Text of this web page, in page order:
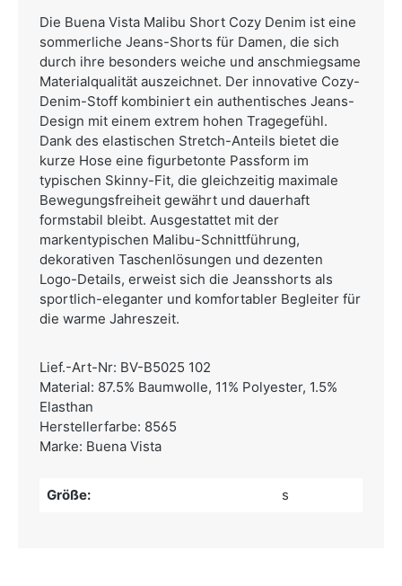
Die Buena Vista Malibu Short Cozy Denim ist eine
sommerliche Jeans-Shorts für Damen, die sich
durch ihre besonders weiche und anschmiegsame
Materialqualität auszeichnet. Der innovative Cozy-
Denim-Stoff kombiniert ein authentisches Jeans-
Design mit einem extrem hohen Tragegefühl.
Dank des elastischen Stretch-Anteils bietet die
kurze Hose eine figurbetonte Passform im
typischen Skinny-Fit, die gleichzeitig maximale
Bewegungsfreiheit gewährt und dauerhaft
formstabil bleibt. Ausgestattet mit der
markentypischen Malibu-Schnittführung,
dekorativen Taschenlösungen und dezenten
Logo-Details, erweist sich die Jeansshorts als
sportlich-eleganter und komfortabler Begleiter für
die warme Jahreszeit.
Lief.-Art-Nr: BV-B5025 102
Material: 87.5% Baumwolle, 11% Polyester, 1.5%
Elasthan
Herstellerfarbe: 8565
Marke: Buena Vista
Größe: s